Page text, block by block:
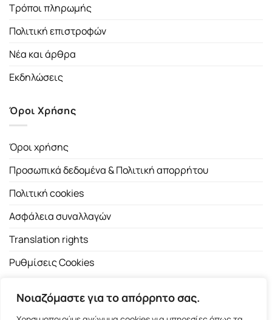
Νοιαζόμαστε για το απόρρητο σας.
Τρόποι πληρωμής
Πολιτική επιστροφών
Νέα και άρθρα
Εκδηλώσεις
Όροι Χρήσης
Όροι χρήσης
Προσωπικά δεδομένα & Πολιτική απορρήτου
Πολιτική cookies
Ασφάλεια συναλλαγών
Translation rights
Ρυθμίσεις Cookies